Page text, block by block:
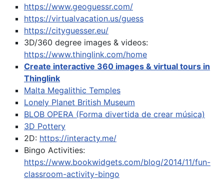
https://www.geoguessr.com/
https://virtualvacation.us/guess
https://cityguesser.eu/
3D/360 degree images & videos:
https://www.thinglink.com/home
Create interactive 360 images & virtual tours in
Thinglink
Malta Megalithic Temples
Lonely Planet British Museum
BLOB OPERA (Forma divertida de crear música)
3D Pottery
2D: https://interacty.me/
Bingo Activities:
https://www.bookwidgets.com/blog/2014/11/fun-
classroom-activity-bingo